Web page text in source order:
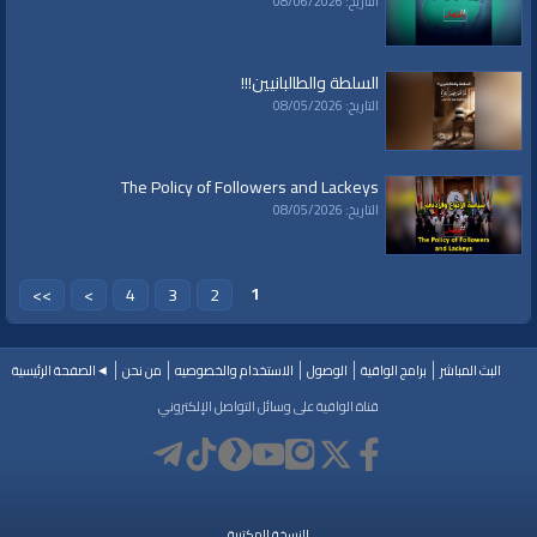
خطب ودروس»دروس منوعة
البث المباشر
قنوات:
برامج الواقية
العلامات:#video
|
#subscribe
#youtube
|قناة الواقية
السلطة والطالبانيين!!!
التاريخ: 08/05/2026
The Policy of Followers and Lackeys
التاريخ: 08/05/2026
1
2
3
4
>
>>
البث المباشر برامج الواقية الوصول الاستخدام والخصوصيه من نحن
◄الصفحة الرئيسية
قناة الواقية على وسائل التواصل الإلكتروني